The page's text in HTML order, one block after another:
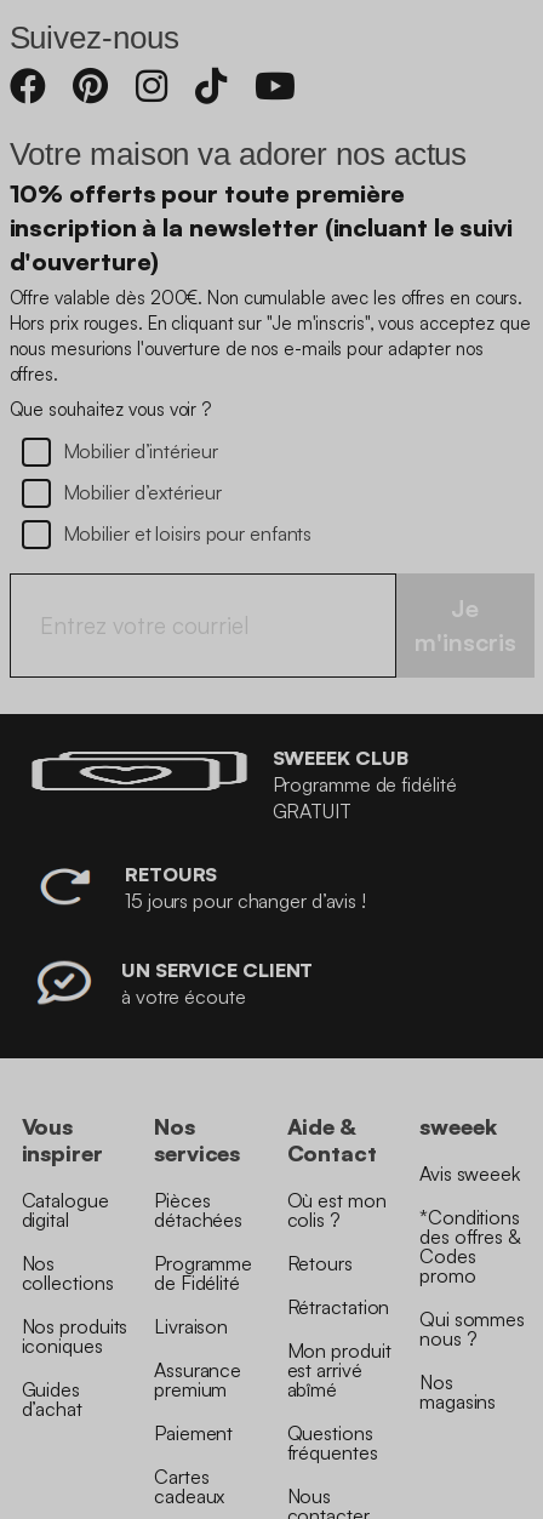
Suivez-nous
Votre maison va adorer nos actus
10% offerts pour toute première
inscription à la newsletter (incluant le suivi
d'ouverture)
Offre valable dès 200€. Non cumulable avec les offres en cours.
Hors prix rouges. En cliquant sur "Je m'inscris", vous acceptez que
nous mesurions l'ouverture de nos e-mails pour adapter nos
offres.
Que souhaitez vous voir ?
Mobilier d’intérieur
Mobilier d’extérieur
Mobilier et loisirs pour enfants
Je
m'inscris
SWEEEK CLUB
Programme de fidélité
GRATUIT
RETOURS
15 jours pour changer d’avis !
UN SERVICE CLIENT
à votre écoute
Vous
inspirer
Catalogue
digital
Nos
collections
Nos produits
iconiques
Guides
d’achat
Nos
services
Pièces
détachées
Programme
de Fidélité
Livraison
Assurance
premium
Paiement
Cartes
cadeaux
Aide &
Contact
Où est mon
colis ?
Retours
Rétractation
Mon produit
est arrivé
abîmé
Questions
fréquentes
Nous
sweeek
Avis sweeek
*Conditions
des offres &
Codes
promo
Qui sommes
nous ?
Nos
magasins